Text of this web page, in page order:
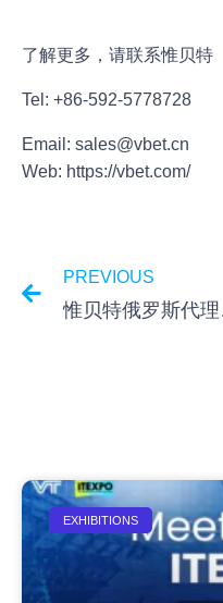
了解更多，请联系惟贝特
Tel: +86-592-5778728
Email: sales@vbet.cn
Web: https://vbet.com/
PREVIOUS
惟贝
EXHIBITIONS